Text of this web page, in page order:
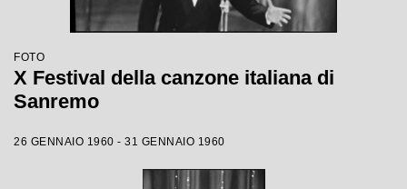
FOTO
X Festival della canzone italiana di
Sanremo
26 GENNAIO 1960 - 31 GENNAIO 1960